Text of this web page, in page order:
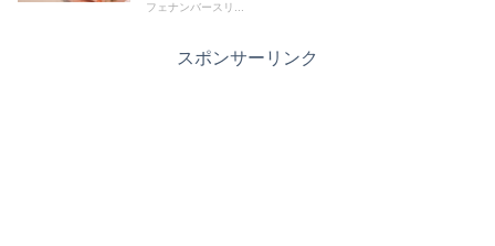
フェナンバースリ...
スポンサーリンク